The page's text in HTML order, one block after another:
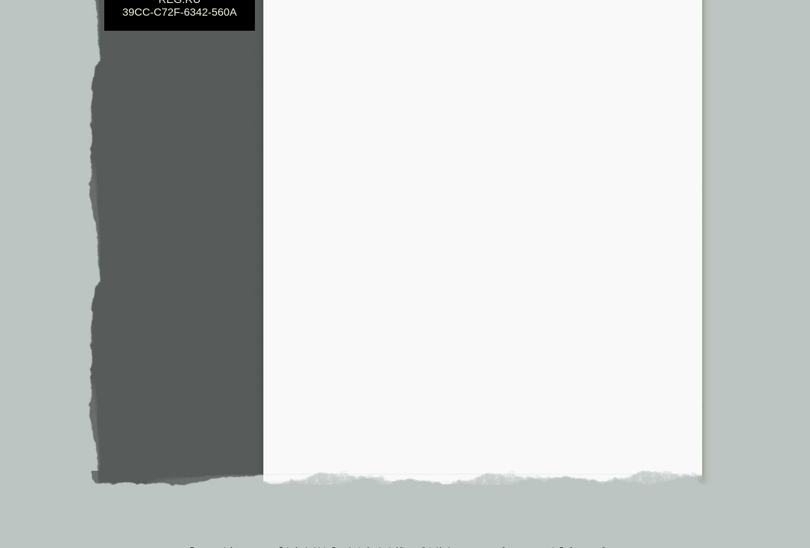
39CC-C72F-6342-560A